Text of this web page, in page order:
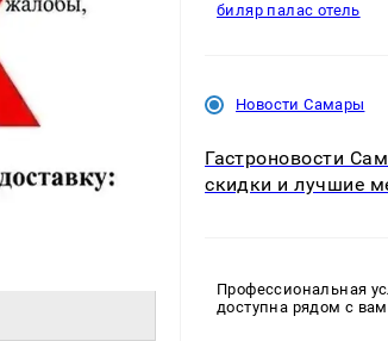
биляр палас отель
Новости Самары
Гастроновости
скидки и лучшие
Профессиональная
доступна рядом с